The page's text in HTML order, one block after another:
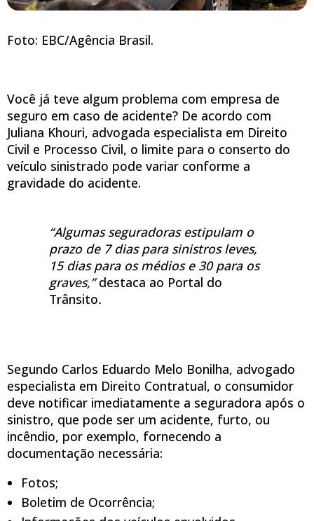
Foto: EBC/Agência Brasil.
Você já teve algum problema com empresa de
seguro em caso de acidente? De acordo com
Juliana Khouri, advogada especialista em Direito
Civil e Processo Civil, o limite para o conserto do
veículo sinistrado pode variar conforme a
gravidade do acidente.
“Algumas seguradoras estipulam o
prazo de 7 dias para sinistros leves,
15 dias para os médios e 30 para os
graves,”destaca ao Portal do
Trânsito.
Segundo Carlos Eduardo Melo Bonilha, advogado
especialista em Direito Contratual, o consumidor
deve notificar imediatamente a seguradora após o
sinistro, que pode ser um acidente, furto, ou
incêndio, por exemplo, fornecendo a
documentação necessária:
Fotos;
Boletim de Ocorrência;